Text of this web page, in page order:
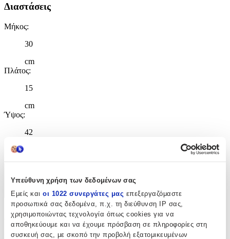
Υπεύθυνη χρήση των δεδομένων σας
Εμείς και οι 1022 συνεργάτες μας επεξεργαζόμαστε
προσωπικά σας δεδομένα, π.χ. τη διεύθυνση IP σας,
χρησιμοποιώντας τεχνολογία όπως cookies για να
αποθηκεύουμε και να έχουμε πρόσβαση σε πληροφορίες στη
συσκευή σας, με σκοπό την προβολή εξατομικευμένων
Διαστάσεις
Μήκος:
30
cm
Πλάτος:
15
cm
Ύψος:
42
Χαρακτηριστικά
+
Χαρακτηριστικά
Κατασκευαστής :